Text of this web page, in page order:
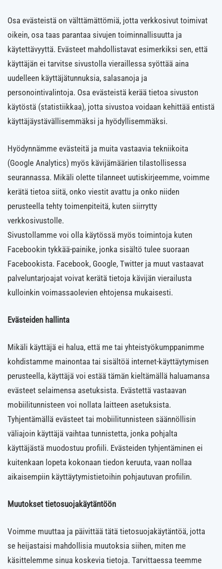
Osa evästeistä on välttämättömiä, jotta verkkosivut toimivat
oikein, osa taas parantaa sivujen toiminnallisuutta ja
käytettävyyttä. Evästeet mahdollistavat esimerkiksi sen, että
käyttäjän ei tarvitse sivustolla vieraillessa syöttää aina
uudelleen käyttäjätunnuksia, salasanoja ja
personointivalintoja. Osa evästeistä kerää tietoa sivuston
käytöstä (statistiikkaa), jotta sivustoa voidaan kehittää entistä
käyttäjäystävällisemmäksi ja hyödyllisemmäksi.
Hyödynnämme evästeitä ja muita vastaavia tekniikoita
(Google Analytics) myös kävijämäärien tilastollisessa
seurannassa. Mikäli olette tilanneet uutiskirjeemme, voimme
kerätä tietoa siitä, onko viestit avattu ja onko niiden
perusteella tehty toimenpiteitä, kuten siirrytty
verkkosivustolle.
Sivustollamme voi olla käytössä myös toimintoja kuten
Facebookin tykkää-painike, jonka sisältö tulee suoraan
Facebookista. Facebook, Google, Twitter ja muut vastaavat
palveluntarjoajat voivat kerätä tietoja kävijän vierailusta
kulloinkin voimassaolevien ehtojensa mukaisesti.
Evästeiden hallinta
Mikäli käyttäjä ei halua, että me tai yhteistyökumppanimme
kohdistamme mainontaa tai sisältöä internet-käyttäytymisen
perusteella, käyttäjä voi estää tämän kieltämällä haluamansa
evästeet selaimensa asetuksista. Evästettä vastaavan
mobiilitunnisteen voi nollata laitteen asetuksista.
Tyhjentämällä evästeet tai mobiilitunnisteen säännöllisin
väliajoin käyttäjä vaihtaa tunnistetta, jonka pohjalta
käyttäjästä muodostuu profiili. Evästeiden tyhjentäminen ei
kuitenkaan lopeta kokonaan tiedon keruuta, vaan nollaa
aikaisempiin käyttäytymistietoihin pohjautuvan profiilin.
Muutokset tietosuojakäytäntöön
Voimme muuttaa ja päivittää tätä tietosuojakäytäntöä, jotta
se heijastaisi mahdollisia muutoksia siihen, miten me
käsittelemme sinua koskevia tietoja. Tarvittaessa teemme